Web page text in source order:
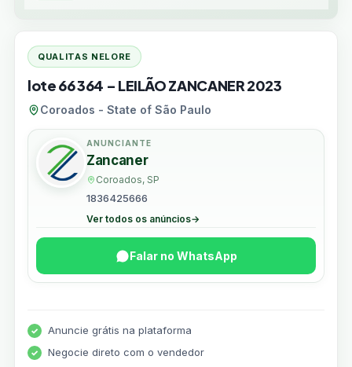
QUALITAS NELORE
lote 66 364 – LEILÃO ZANCANER 2023
Coroados - State of São Paulo
ANUNCIANTE
Zancaner
Coroados, SP
1836425666
Ver todos os anúncios→
Falar no WhatsApp
Anuncie grátis na plataforma
Negocie direto com o vendedor